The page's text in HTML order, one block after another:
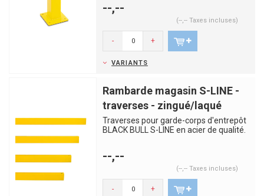
--,--
(--,-- Taxes incluses)
- +
VARIANTS
Rambarde magasin S-LINE -
traverses - zingué/laqué
Traverses pour garde-corps d'entrepôt
BLACK BULL S-LINE en acier de qualité.
--,--
(--,-- Taxes incluses)
- +